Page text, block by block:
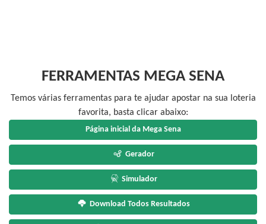
FERRAMENTAS MEGA SENA
Temos várias ferramentas para te ajudar apostar na sua loteria
favorita, basta clicar abaixo:
Página inicial da Mega Sena
Gerador
Simulador
Download Todos Resultados